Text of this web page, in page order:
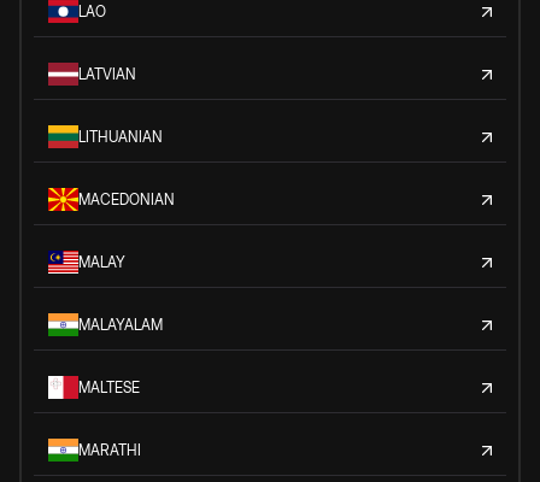
LAO
LATVIAN
LITHUANIAN
MACEDONIAN
MALAY
MALAYALAM
MALTESE
MARATHI